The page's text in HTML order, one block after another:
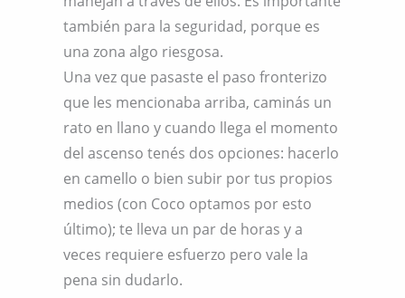
también para la seguridad, porque es
una zona algo riesgosa.
Una vez que pasaste el paso fronterizo
que les mencionaba arriba, caminás un
rato en llano y cuando llega el momento
del ascenso tenés dos opciones: hacerlo
en camello o bien subir por tus propios
medios (con Coco optamos por esto
último); te lleva un par de horas y a
veces requiere esfuerzo pero vale la
pena sin dudarlo.